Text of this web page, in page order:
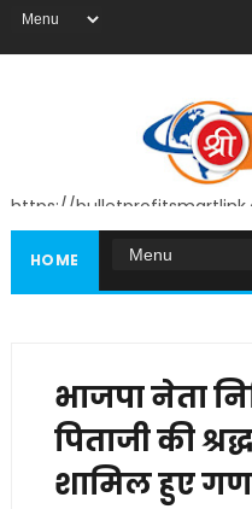
https://
HOME
भाजपा नेता
पिताजी की
शामिल हुए